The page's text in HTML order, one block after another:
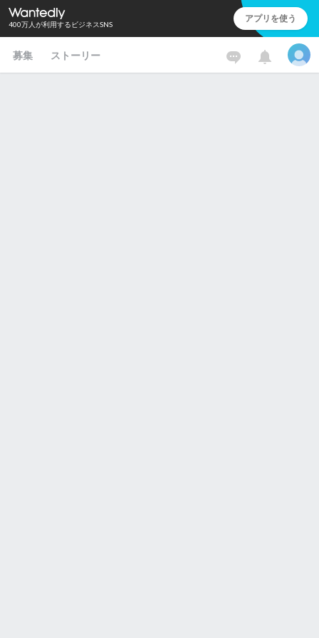
400万人が利用するビジネスSNS アプリを使う
募集 ストーリー